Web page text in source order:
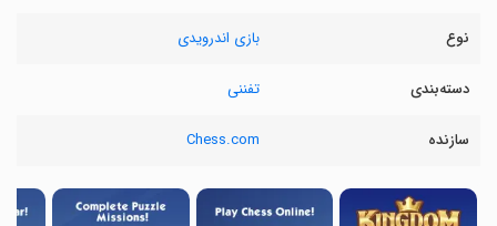
نوع بازی اندرویدی
دسته‌بندی تفننی
سازنده Chess.com